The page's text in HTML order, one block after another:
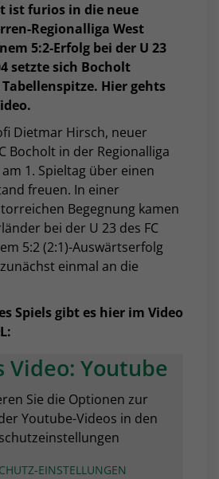
ist furios in die neue
Regionalliga West
5:2-Erfolg bei der U 23
setzte sich Bocholt
Hier gehts
Dietmar Hirsch, neuer
Bocholt in der Regionalliga
1. Spieltag über einen
freuen. In einer
Begegnung kamen
bei der U 23 des FC
5:2 (2:1)-Auswärtserfolg
einmal an die
Spiels gibt es hier im Video
Video: Youtube
Sie die Optionen zur
Youtube-Videos in den
EINSTELLUNGEN